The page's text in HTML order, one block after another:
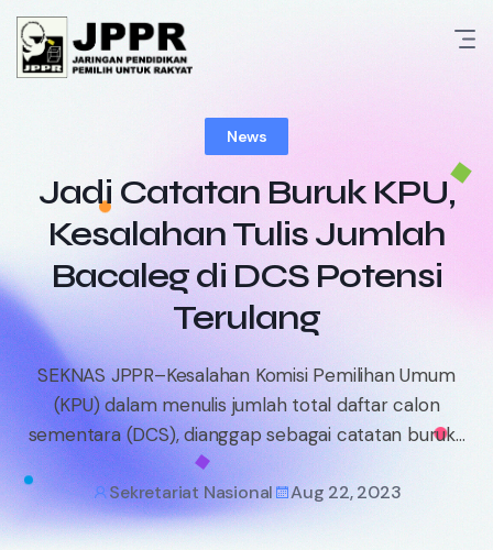
Skip
content
News
Jadi Catatan Buruk KPU,
Kesalahan Tulis Jumlah
Bacaleg di DCS Potensi
Terulang
SEKNAS JPPR–Kesalahan Komisi Pemilihan Umum
(KPU) dalam menulis jumlah total daftar calon
sementara (DCS), dianggap sebagai catatan buruk...
Sekretariat Nasional Aug 22, 2023